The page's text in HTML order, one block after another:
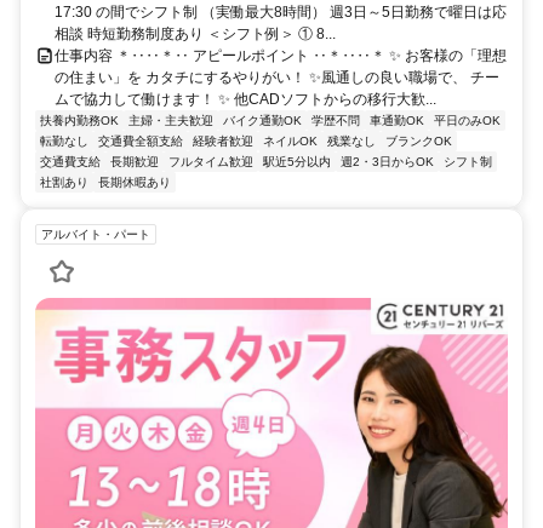
17:30 の間でシフト制 （実働最大8時間） 週3日～5日勤務で曜日は応
相談 時短勤務制度あり ＜シフト例＞ ① 8...
仕事内容 ＊‥‥＊‥ アピールポイント ‥＊‥‥＊ ✨ お客様の「理想
の住まい」を カタチにするやりがい！ ✨風通しの良い職場で、 チー
ムで協力して働けます！ ✨ 他CADソフトからの移行大歓...
扶養内勤務OK 主婦・主夫歓迎 バイク通勤OK 学歴不問 車通勤OK
平日のみOK
転勤なし
交通費全額支給 経験者歓迎 ネイルOK 残業なし
ブランクOK
交通費支給
長期歓迎 フルタイム歓迎 駅近5分以内 週2・3日からOK
シフト制
社割あり
長期休暇あり
アルバイト・パート